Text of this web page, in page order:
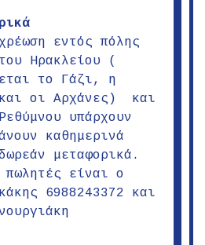
εντός πόλης
Ηρακλείου (
το Γάζι, η
και οι Αρχάνες) και
υπάρχουν
καθημερινά
μεταφορικά.
πωλητές είναι ο
6988243372 και